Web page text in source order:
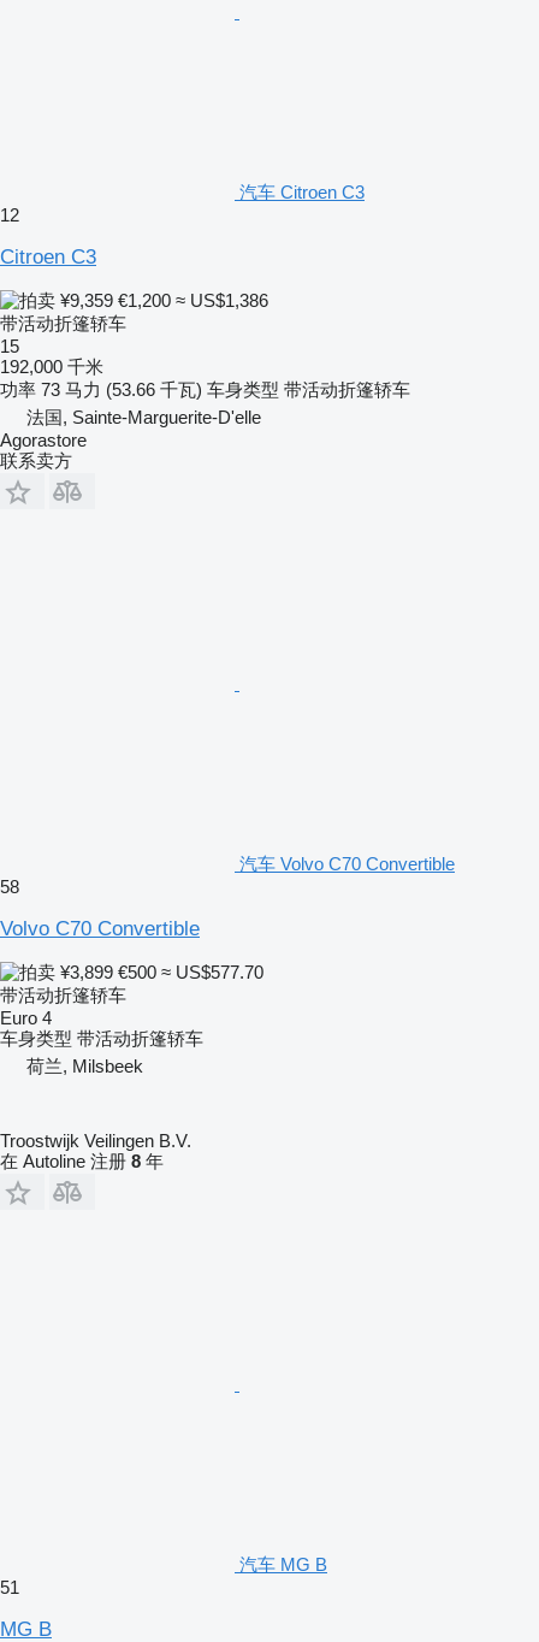
汽车 Citroen C3
12
Citroen C3
¥9,359 €1,200 ≈ US$1,386
带活动折篷轿车
15
192,000 千米
功率 73 马力 (53.66 千瓦) 车身类型 带活动折篷轿车
法国, Sainte-Marguerite-D'elle
Agorastore
联系卖方
汽车 Volvo C70 Convertible
58
Volvo C70 Convertible
¥3,899 €500 ≈ US$577.70
带活动折篷轿车
Euro 4
车身类型 带活动折篷轿车
荷兰, Milsbeek
Troostwijk Veilingen B.V.
在 Autoline 注册 8 年
汽车 MG B
51
MG B